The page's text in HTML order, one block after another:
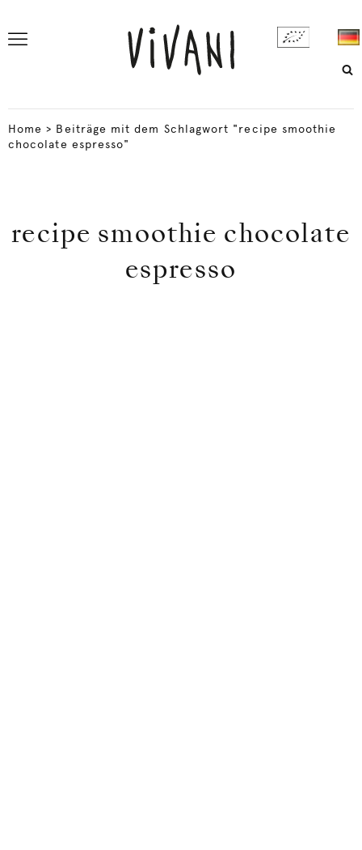
Home > Beiträge mit dem Schlagwort "recipe smoothie
chocolate espresso"
recipe smoothie chocolate
espresso